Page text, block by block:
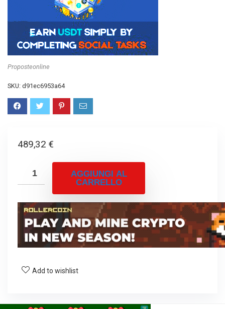
Proposteonline
SKU: d91ec6953a64
489,32 €
AGGIUNGI AL
CARRELLO
Add to wishlist